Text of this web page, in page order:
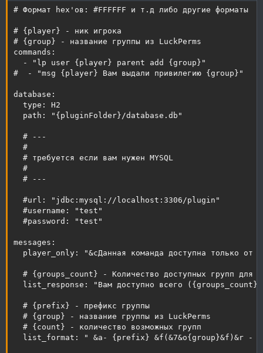
# Формат hex'ов: #FFFFFF и т.д либо другие форматы
# {player} - ник игрока
# {group} - название группы из LuckPerms
commands:
  - "lp user {player} parent add {group}"
#  - "msg {player} Вам выдали привилегию {group}"
database:
  type: H2
  path: "{pluginFolder}/database.db"
  # ---
  #
  # требуется если вам нужен MYSQL
  #
  # ---
  #url: "jdbc:mysql://localhost:3306/plugin"
  #username: "test"
  #password: "test"
messages:
player_only: "&cДанная команда доступна только от
# {groups_count} - Количество доступных групп для
list_response: "Вам доступно всего
  # {prefix} - префикс группы
  # {group} - название группы из LuckPerms
  # {count} - количество возможных групп
list_format: " &a- {prefix} &f(&7&o{group}&f)&r -